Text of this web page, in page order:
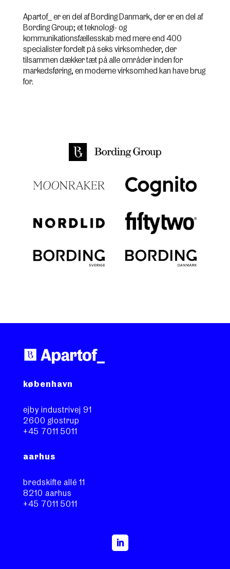
Apartof_ er en del af Bording Danmark, der er en del af
Bording Group; et teknologi- og
kommunikationsfællesskab med mere end 400
specialister fordelt på seks virksomheder, der
tilsammen dækker tæt på alle områder inden for
markedsføring, en moderne virksomhed kan have brug
for.
københavn
ejby industrivej 91
2600 glostrup
+45 7011 5011
aarhus
bredskifte allé 11
8210 aarhus
+45 7011 5011